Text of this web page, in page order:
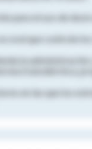
para el uso de
oral que controle
la
en las que los